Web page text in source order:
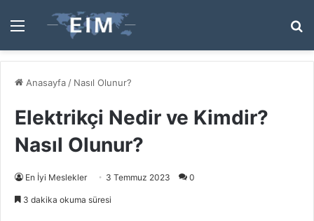
Menü
...
Anasayfa / Nasıl Olunur?
Elektrikçi Nedir ve Kimdir?
Nasıl Olunur?
En İyi Meslekler 3 Temmuz 2023 0
3 dakika okuma süresi